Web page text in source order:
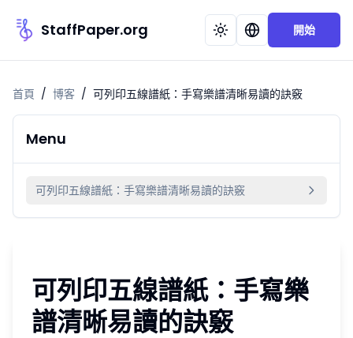
StaffPaper.org 開始
首頁 / 博客 / 可列印五線譜紙：手寫樂譜清晰易讀的訣竅
Menu
可列印五線譜紙：手寫樂譜清晰易讀的訣竅
可列印五線譜紙：手寫樂
譜清晰易讀的訣竅